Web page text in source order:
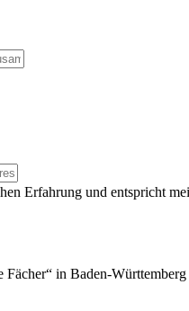
Erfahrung und entspricht
in Baden-Württemberg